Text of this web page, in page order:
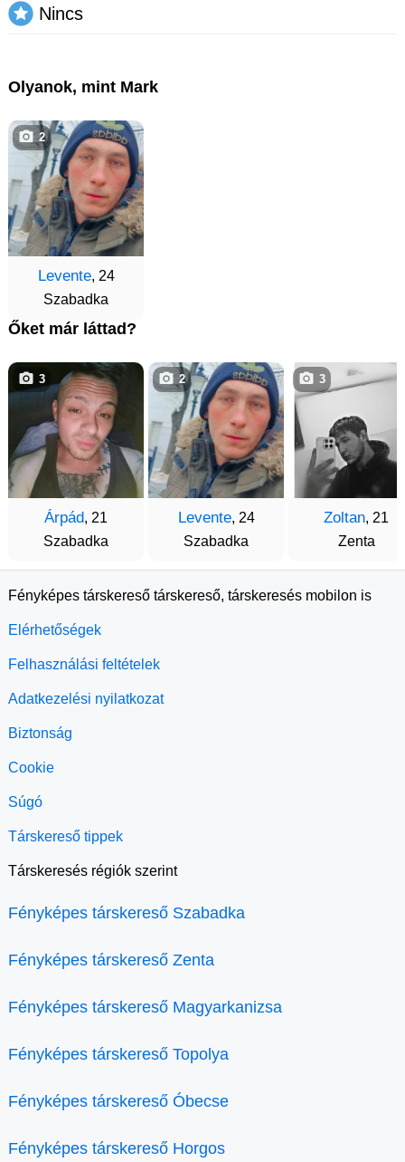
Nincs
Olyanok, mint Mark
Levente, 24
Szabadka
2
Őket már láttad?
Árpád, 21
Szabadka
3
Levente, 24
Szabadka
2
Zoltan, 21
Zenta
3
Fényképes társkereső társkereső, társkeresés mobilon is
Elérhetőségek
Felhasználási feltételek
Adatkezelési nyilatkozat
Biztonság
Cookie
Súgó
Társkereső tippek
Társkeresés régiók szerint
Fényképes társkereső Szabadka
Fényképes társkereső Zenta
Fényképes társkereső Magyarkanizsa
Fényképes társkereső Topolya
Fényképes társkereső Óbecse
Fényképes társkereső Horgos